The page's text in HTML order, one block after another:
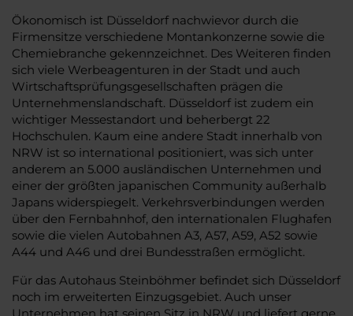
Ökonomisch ist Düsseldorf nachwievor durch die
Firmensitze verschiedene Montankonzerne sowie die
Chemiebranche gekennzeichnet. Des Weiteren finden
sich viele Werbeagenturen in der Stadt und auch
Wirtschaftsprüfungsgesellschaften prägen die
Unternehmenslandschaft. Düsseldorf ist zudem ein
wichtiger Messestandort und beherbergt 22
Hochschulen. Kaum eine andere Stadt innerhalb von
NRW ist so international positioniert, was sich unter
anderem an 5.000 ausländischen Unternehmen und
einer der größten japanischen Community außerhalb
Japans widerspiegelt. Verkehrsverbindungen werden
über den Fernbahnhof, den internationalen Flughafen
sowie die vielen Autobahnen A3, A57, A59, A52 sowie
A44 und A46 und drei Bundesstraßen ermöglicht.
Für das Autohaus Steinböhmer befindet sich Düsseldorf
noch im erweiterten Einzugsgebiet. Auch unser
Unternehmen hat seinen Sitz in NRW und liefert gerne